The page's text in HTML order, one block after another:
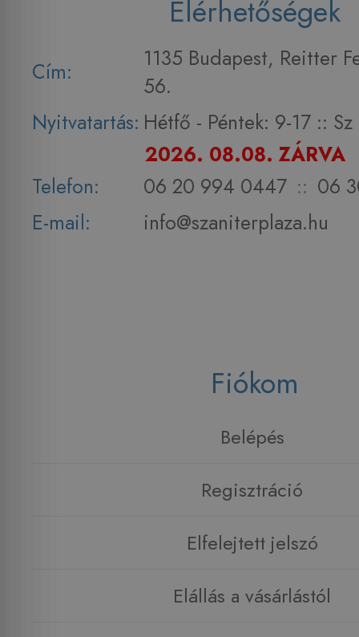
Elérhetőségek
Cím:
1135 Budapest, Reitter
56.
Nyitvatartás: Hétfő - Péntek: 9-17 :: Sz
2026. 08.08. ZÁRVA
Telefon:
06 20 994 0447 :: 06
E-mail:
info@szaniterplaza.hu
Fiókom
Belépés
Regisztráció
Elfelejtett jelszó
Elállás a vásárlástól